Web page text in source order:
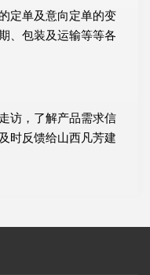
定单及意向定单的变
、包装及运输等等各
访，了解产品需求信
时反馈给山西凡芳建